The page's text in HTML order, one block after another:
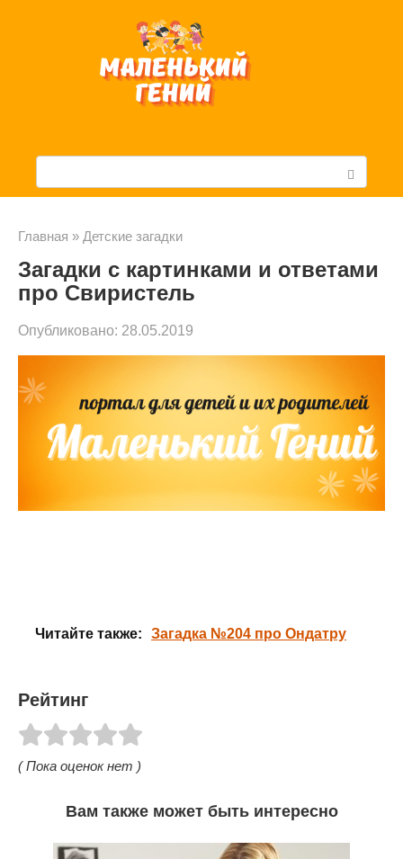
с
Главная » Детские загадки
Загадки с картинками и ответами
про Свиристель
Опубликовано: 28.05.2019
Читайте также: Загадка №204 про Ондатру
Рейтинг
( Пока оценок нет )
Вам также может быть интересно